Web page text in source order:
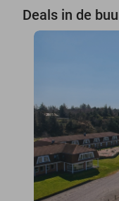
Deals in de